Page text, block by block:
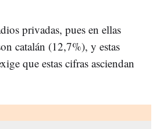
privadas, pues en ellas
catalán (12,7%), y estas
que estas cifras asciendan